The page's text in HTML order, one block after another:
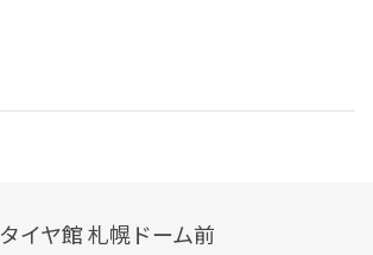
タイヤ館 札幌ドーム前